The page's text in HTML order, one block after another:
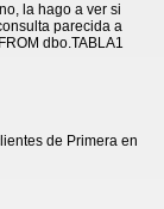
la hago a ver si
parecida a
dbo.TABLA1
de Primera en